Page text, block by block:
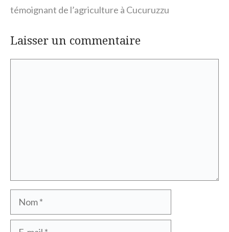
témoignant de l’agriculture à Cucuruzzu
Laisser un commentaire
Nom